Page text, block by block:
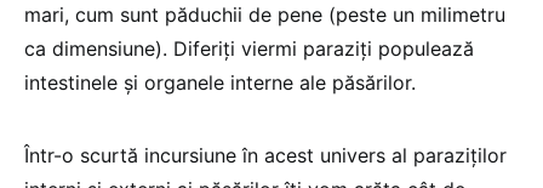
mari, cum sunt păduchii de pene (peste un milimetru
ca dimensiune). Diferiți viermi paraziți populează
intestinele și organele interne ale păsărilor.
Într-o scurtă incursiune în acest univers al paraziților